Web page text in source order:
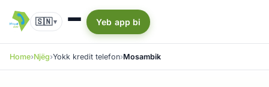
🇸🇳▾ Yeb app bi
Home Njëg Yokk kredit telefon Mosambik